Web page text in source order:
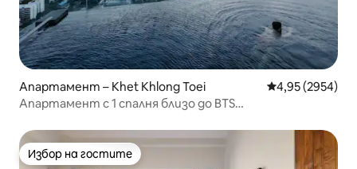
Апартамент – Khet Khlong Toei Средна
4,95 (2954)
Апартамент с 1 спалня близо до BTS
Избор на гостите
Избор на гостите